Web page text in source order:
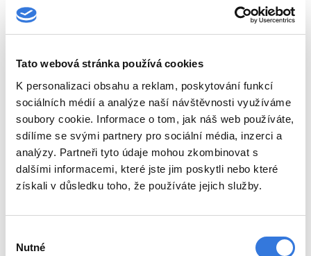
Tato webová stránka používá cookies
K personalizaci obsahu a reklam, poskytování funkcí
sociálních médií a analýze naší návštěvnosti využíváme
soubory cookie. Informace o tom, jak náš web používáte,
sdílíme se svými partnery pro sociální média, inzerci a
analýzy. Partneři tyto údaje mohou zkombinovat s
dalšími informacemi, které jste jim poskytli nebo které
získali v důsledku toho, že používáte jejich služby.
souhlasu
Nutné